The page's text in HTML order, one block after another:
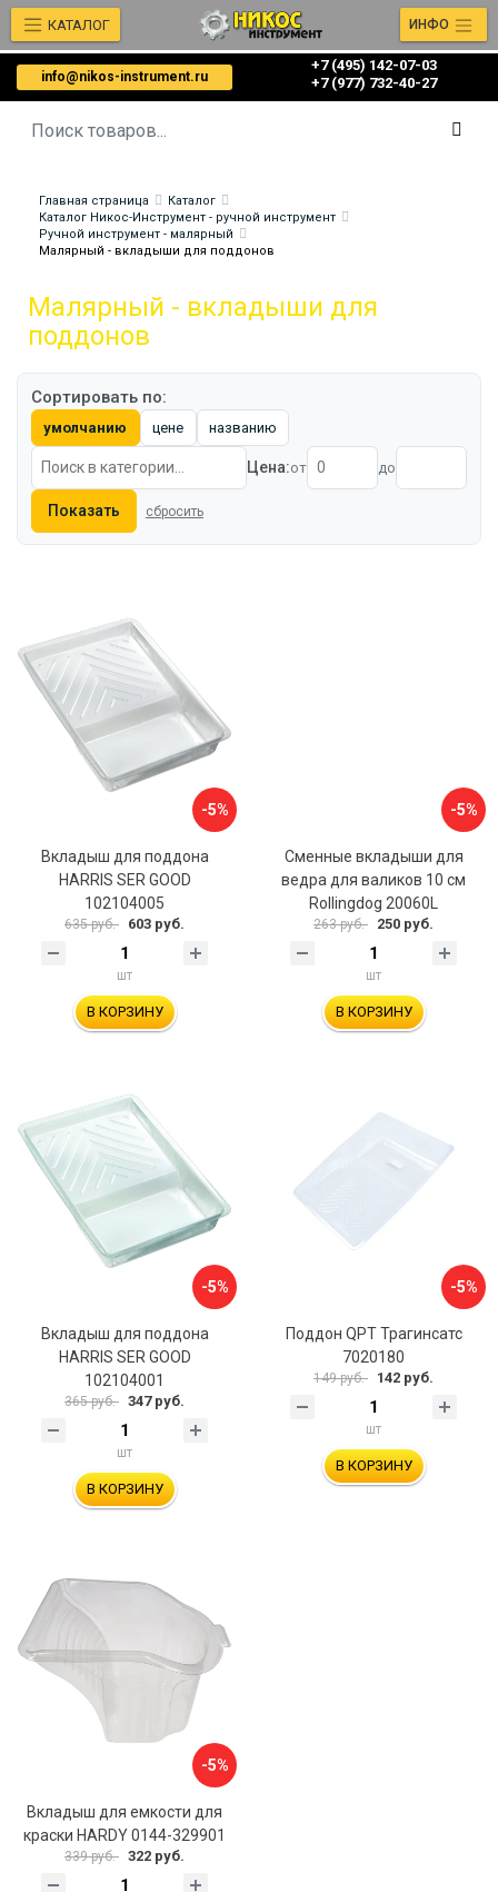
info@nikos-instrument.ru
+7 (495) 142-07-03
‎‎+7 (977) 732-40-27
КАТАЛОГ ИНФО
Главная страница
Каталог
Каталог Никос-Инструмент - ручной инструмент
Ручной инструмент - малярный
Малярный - вкладыши для поддонов
Малярный - вкладыши для
поддонов
Сортировать по:
умолчанию цене названию
Цена:от до
Показать сбросить
-5%
Вкладыш для поддона
HARRIS SER GOOD
102104005
635 руб. 603 руб.
шт
В КОРЗИНУ
-5%
Сменные вкладыши для
ведра для валиков 10 см
Rollingdog 20060L
263 руб. 250 руб.
шт
В КОРЗИНУ
-5%
Вкладыш для поддона
HARRIS SER GOOD
102104001
365 руб. 347 руб.
шт
В КОРЗИНУ
-5%
Поддон QPT Трагинсатс
7020180
149 руб. 142 руб.
шт
В КОРЗИНУ
-5%
Вкладыш для емкости для
краски HARDY 0144-329901
339 руб. 322 руб.